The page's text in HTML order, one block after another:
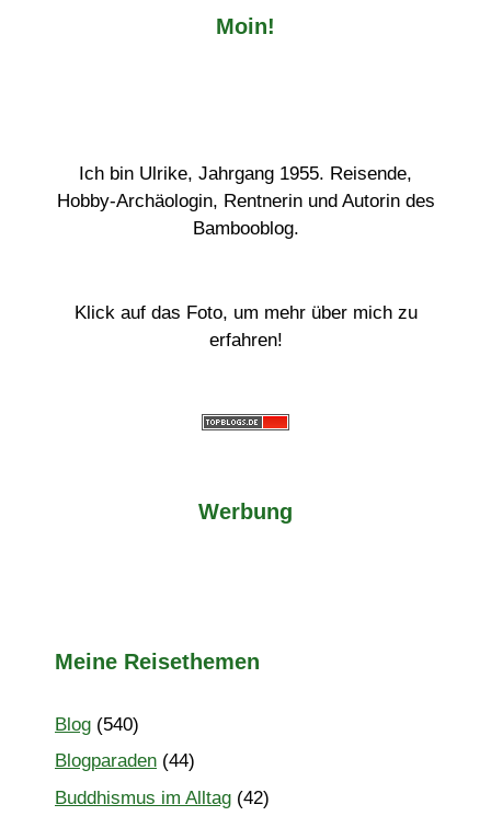
Moin!
Ich bin Ulrike, Jahrgang 1955. Reisende,
Hobby-Archäologin, Rentnerin und Autorin des
Bambooblog.
Klick auf das Foto, um mehr über mich zu
erfahren!
Werbung
Meine Reisethemen
Blog (540)
Blogparaden (44)
Buddhismus im Alltag (42)